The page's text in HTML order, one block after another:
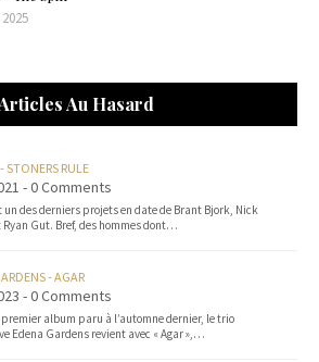
Au Hasard
STONERS RULE
- 0 Comments
un des derniers projets en date de Brant Bjork, Nick
Gut. Bref, des hommes dont…
- AGAR
- 0 Comments
album paru à l’automne dernier, le trio
Edena Gardens revient avec « Agar »,…